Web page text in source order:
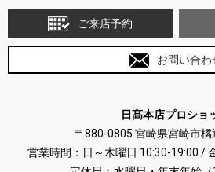
ご来店予約
お問い合わ
日髙本店プロショ
〒880-0805 宮崎県宮崎市
営業時間：日～木曜日 10:30-19:00 /